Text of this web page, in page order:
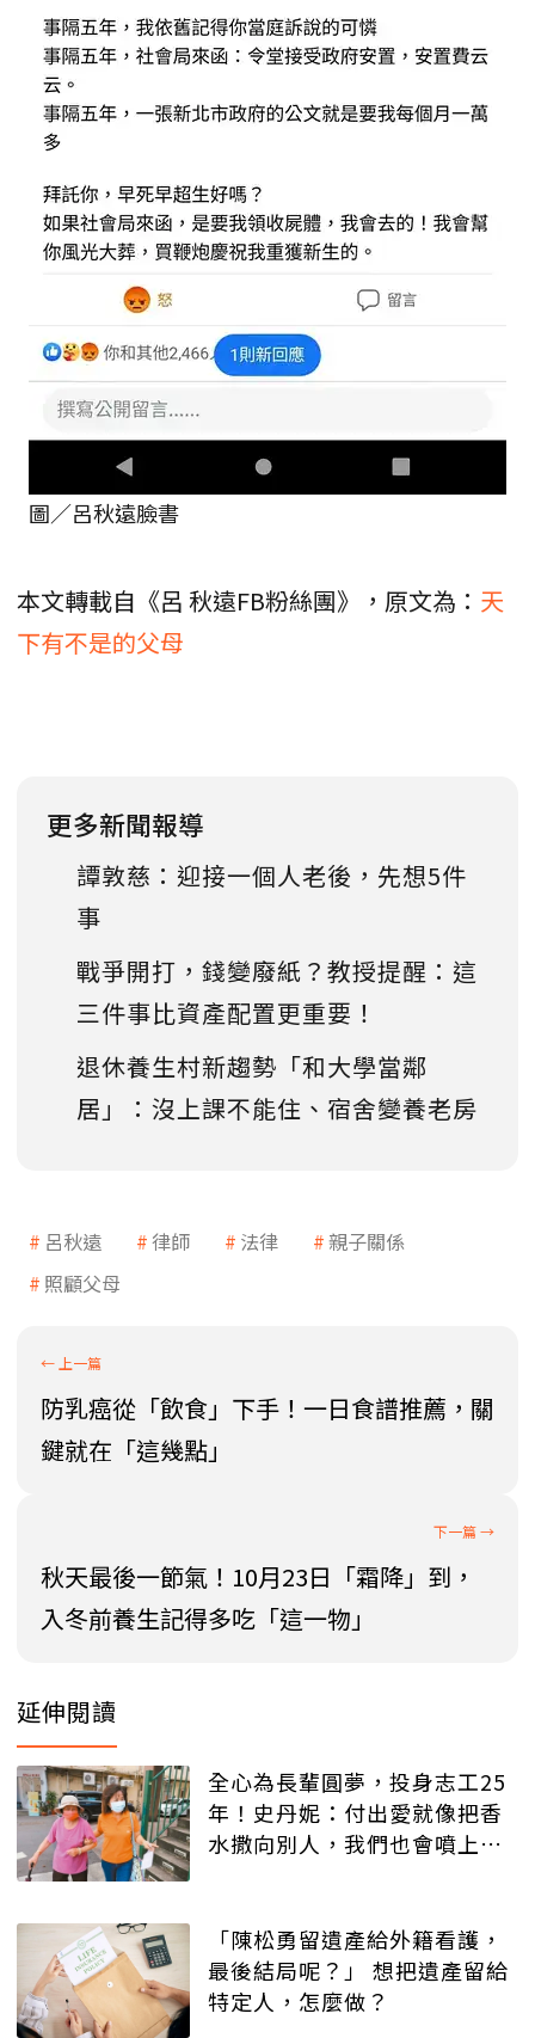
圖／呂秋遠臉書
本文轉載自《呂 秋遠FB粉絲團》，原文為： 天
下有不是的父母
更多新聞報導
譚敦慈：迎接一個人老後，先想5件
事
戰爭開打，錢變廢紙？教授提醒：這
三件事比資產配置更重要！
退休養生村新趨勢「和大學當鄰
居」：沒上課不能住、宿舍變養老房
呂秋遠 律師 法律
親子關係
照顧父母
防乳癌從「飲食」下手！一日食譜推薦，關
鍵就在「這幾點」
秋天最後一節氣！10月23日「霜降」到，
入冬前養生記得多吃「這一物」
延伸閱讀
全心為長輩圓夢，投身志工25
年！史丹妮：付出愛就像把香
水撒向別人，我們也會噴上幾
「陳松勇留遺產給外籍看護，
最後結局呢？」 想把遺產留給
特定人，怎麼做？